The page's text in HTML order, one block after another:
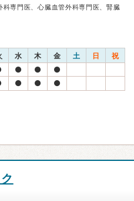
専門医、心臓血管外科専門医、腎臓
水 木 金 土 日 祝